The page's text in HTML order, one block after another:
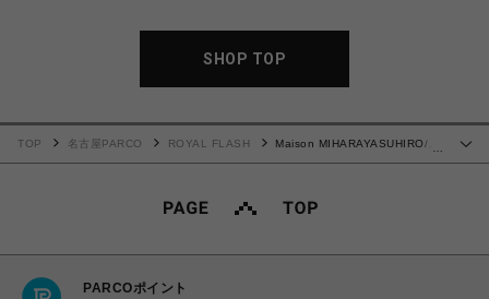
SHOP TOP
…
TOP 名古屋PARCO ROYAL FLASH
Maison MIHARAYASUHIRO/メ
PARCOポイント